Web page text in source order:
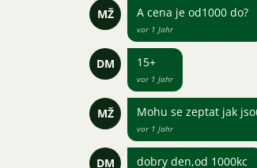
MŽ A cena je od1000 do?
vor 1 Jahr
DM 15+
vor 1 Jahr
MŽ Mohu se zeptat jak
vor 1 Jahr
DM dobry den,od 1000kc